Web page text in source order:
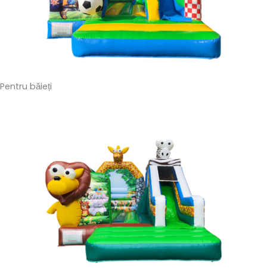
Pentru băieți